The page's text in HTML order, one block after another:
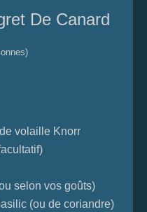
De Canard
volaille Knorr
selon vos goûts)
(ou de coriandre)